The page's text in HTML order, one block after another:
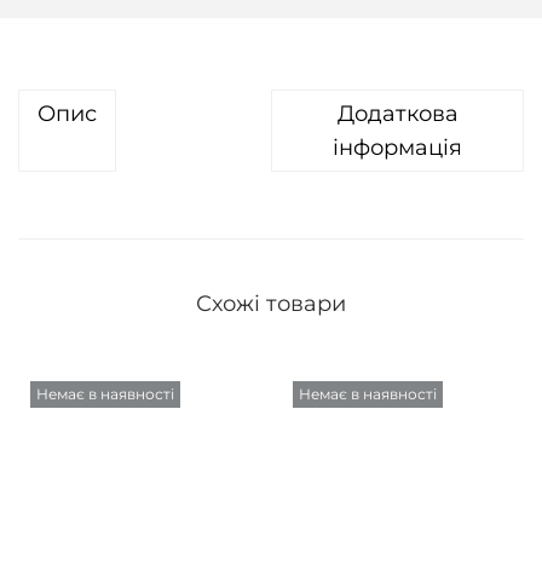
Опис
Додаткова
інформація
Схожі товари
Немає в наявності Немає в наявності